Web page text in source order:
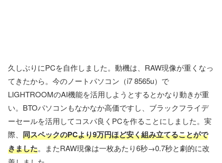
久しぶりにPCを自作しました。動機は、RAW現像が重くなっ
てきたから。今のノートパソコン（i7 8565u）で
LIGHTROOMのAI機能を活用しようとするとかなり動きが重
い。BTOパソコンもなかなか高価ですし、ブラックフライデ
ーセールを活用してコスパ良くPCを作ることにしました。実
際、 同スペックのPCより9万円ほど安く組み立てることがで
きました。またRAW現像は一枚あたり6秒→0.7秒と劇的に改